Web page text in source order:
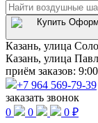
Казань, улица
Казань, улица
приём заказов:
+7 964 569-79-39
заказать звонок
0
0 0 ₽